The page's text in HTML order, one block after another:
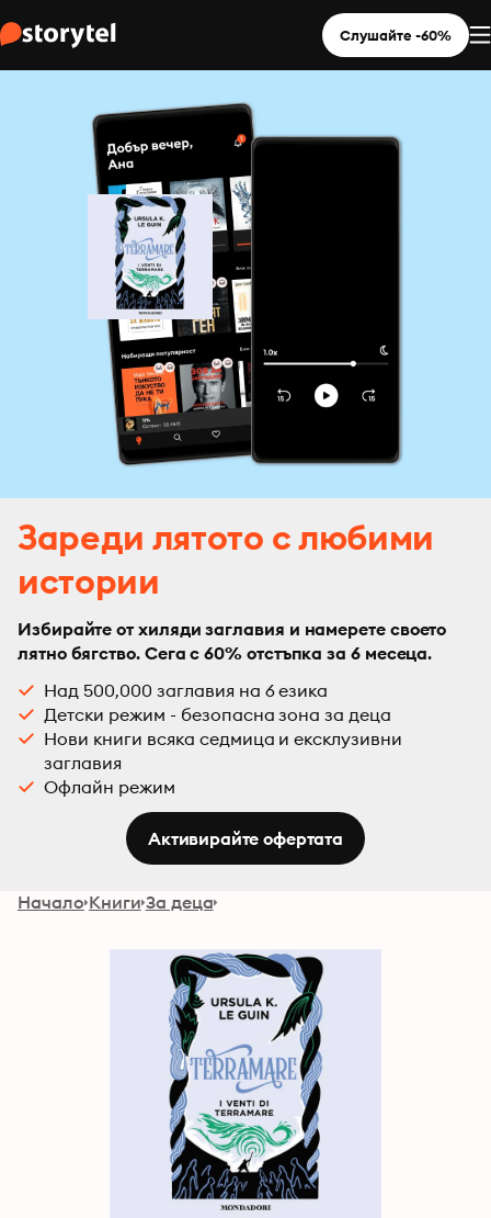
Слушайте -60%
Зареди лятото с любими
истории
Избирайте от хиляди заглавия и намерете своето
лятно бягство. Сега с 60% отстъпка за 6 месеца.
Над 500,000 заглавия на 6 езика
Детски режим - безопасна зона за деца
Нови книги всяка седмица и ексклузивни
заглавия
Офлайн режим
Активирайте офертата
Начало Книги За деца